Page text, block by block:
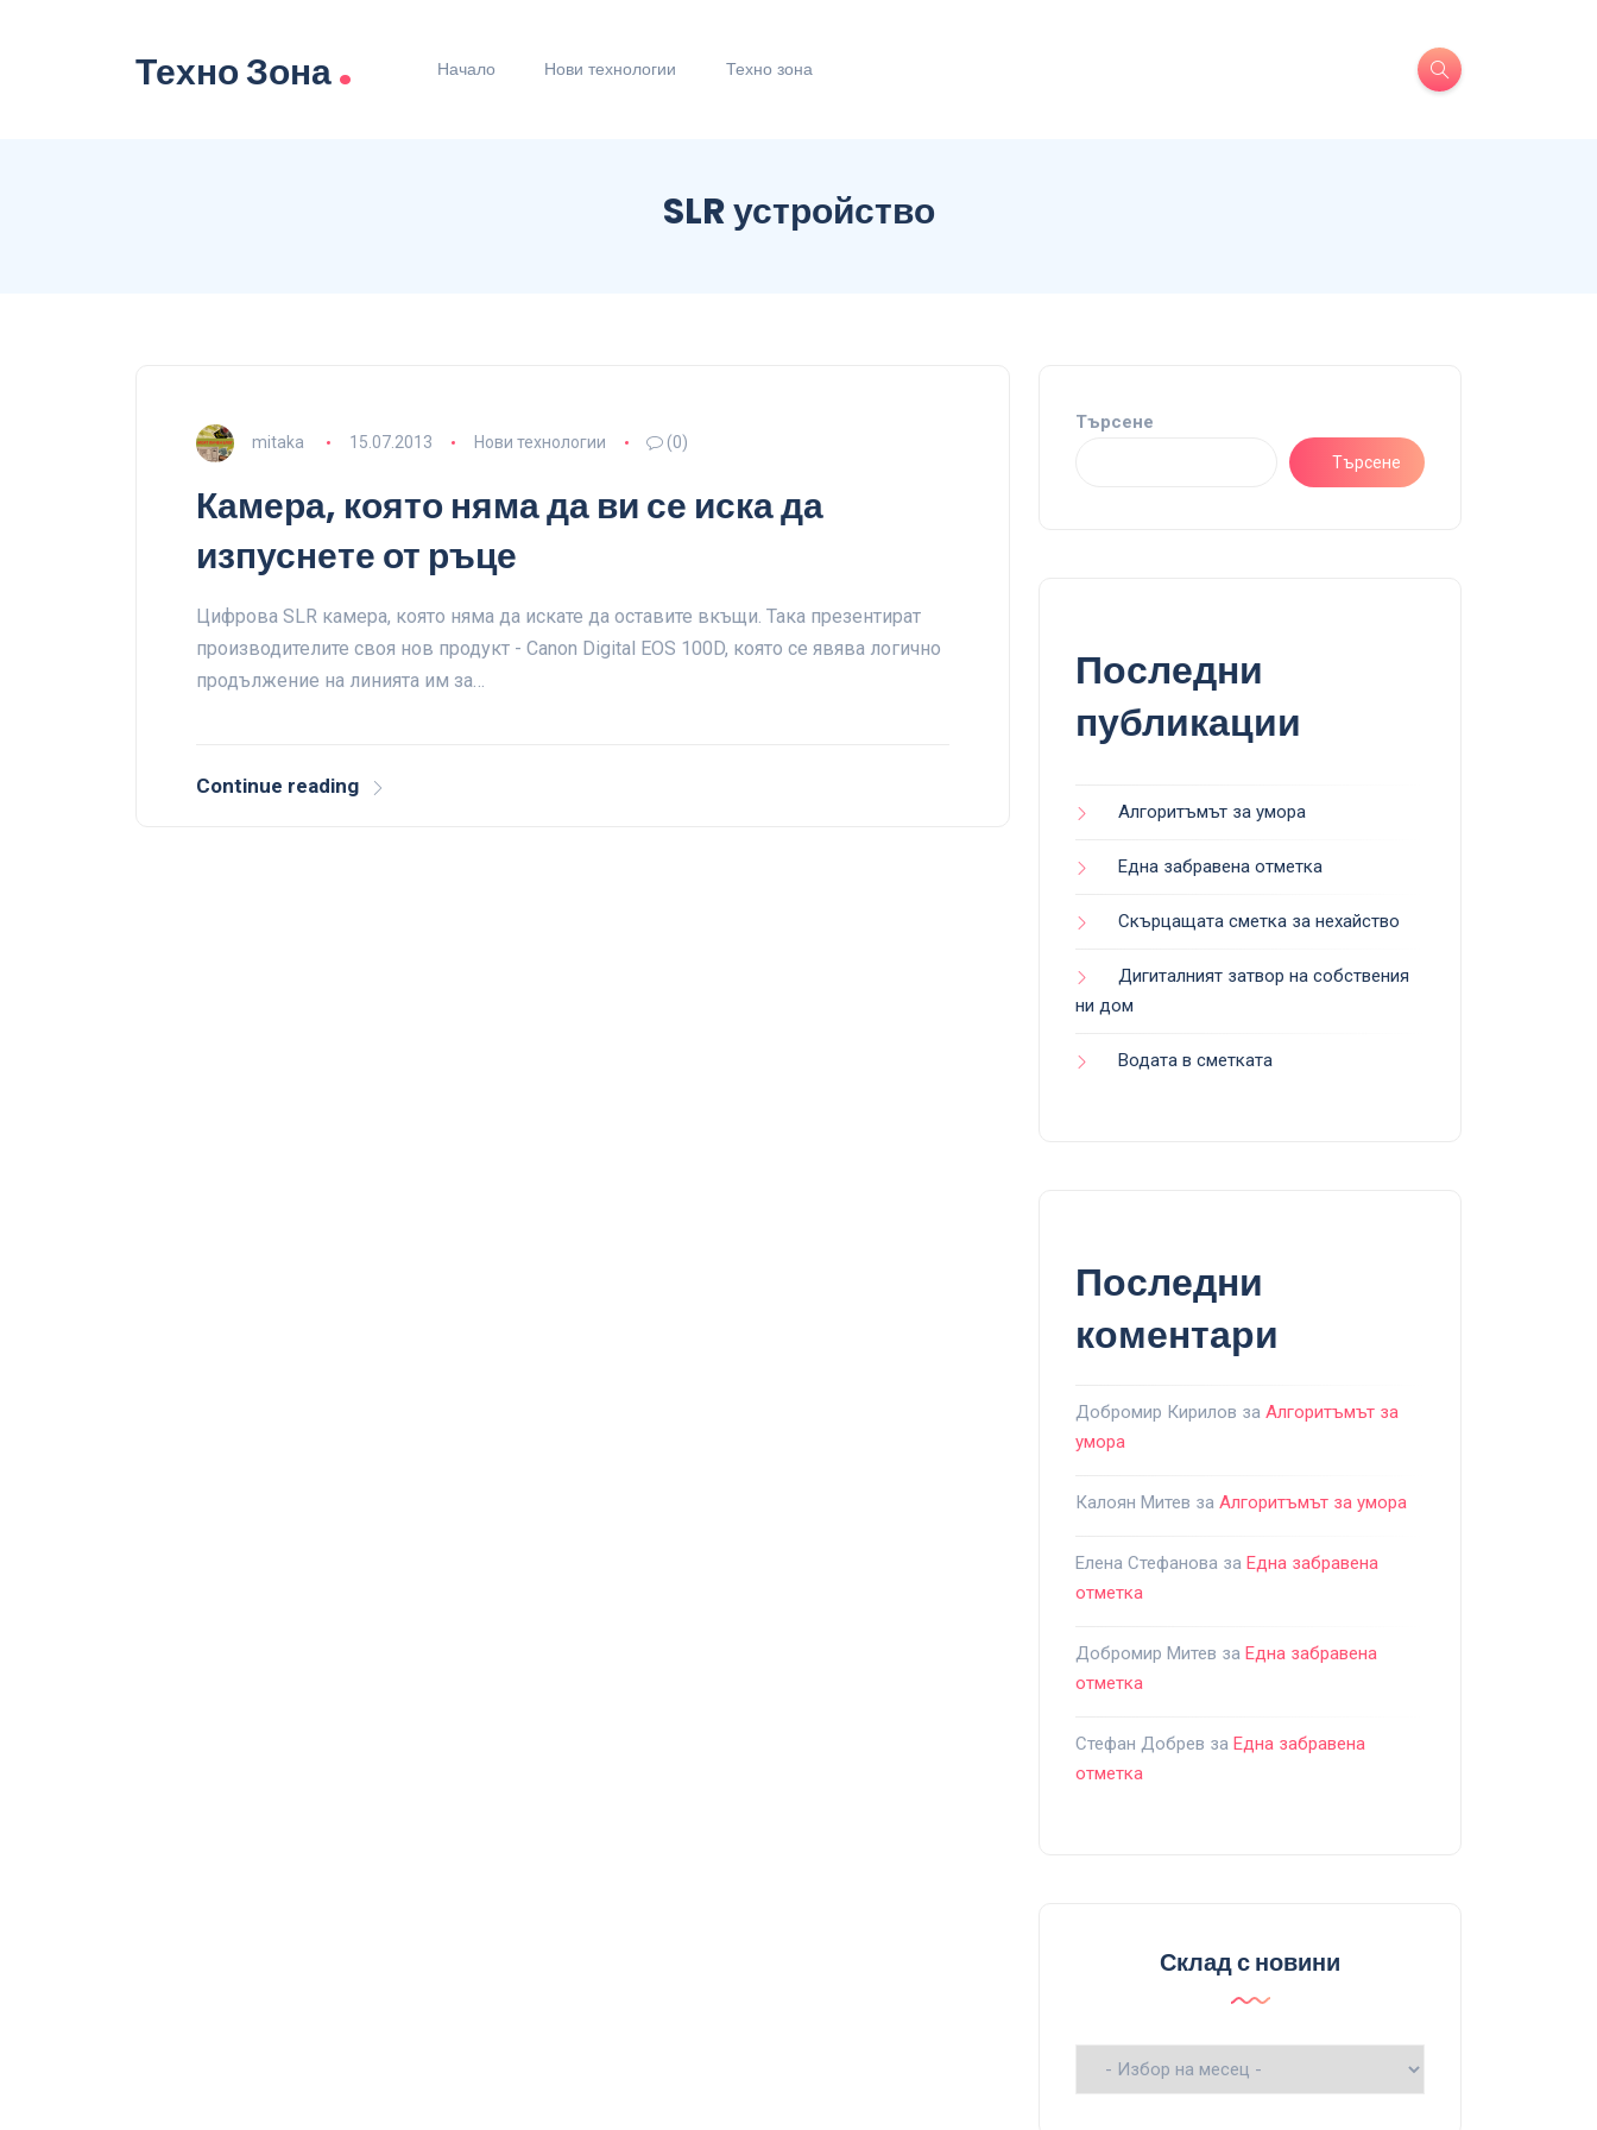
Техно Зона. Начало Нови технологии Техно зона
SLR устройство
mitaka 15.07.2013 Нови технологии (0)
Камера, която няма да ви се иска да
изпуснете от ръце
Цифрова SLR камера, която няма да искате да оставите вкъщи. Така презентират
производителите своя нов продукт - Canon Digital EOS 100D, която се явява логично
продължение на линията им за…
Continue reading
Търсене
Търсене
Последни
публикации
Алгоритъмът за умора
Една забравена отметка
Скърцащата сметка за нехайство
Дигиталният затвор на собствения
ни дом
Водата в сметката
Последни
коментари
Добромир Кирилов за Алгоритъмът за
умора
Калоян Митев за Алгоритъмът за умора
Елена Стефанова за Една забравена
отметка
Добромир Митев за Една забравена
отметка
Стефан Добрев за Една забравена
отметка
Склад с новини
Склад